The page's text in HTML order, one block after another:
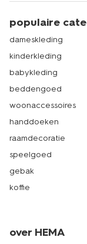
populaire
dameskleding
kinderkleding
babykleding
beddengoed
woonaccessoires
handdoeken
raamdecoratie
speelgoed
gebak
koffie
over HEMA